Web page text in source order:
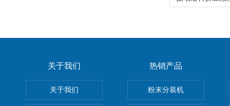
关于我们
关于我们
热销产品
粉末分装机